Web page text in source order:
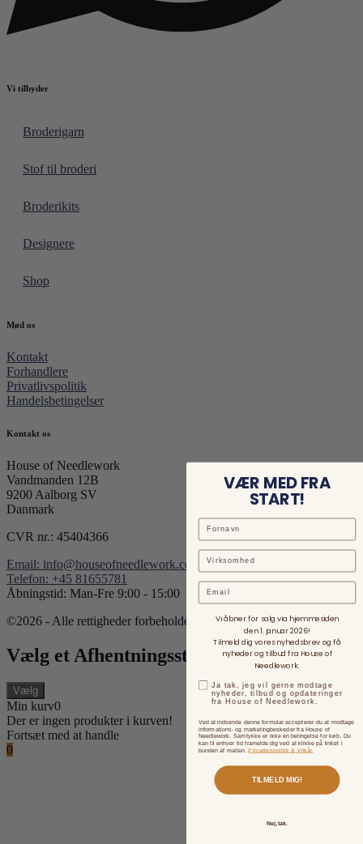
Vi tilbyder
Broderigarn
Stof til broderi
Broderikits
Designere
Shop
Mød os
Kontakt
Forhandlere
Privatlivspolitik
Handelsbetingelser
Kontakt os
House of Needlework
Vandmanden 12B
9200 Aalborg SV
Danmark
CVR nr.: 45404366
Email: info@houseofneedlework.com
Telefon: +45 81655781
Åbningstid: Man-Fre 9:00 - 15:00
©2026 - Alle rettigheder forbeholdes.
Vælg et Afhentningssted
Vælg
Min kurv0
Der er ingen produkter i kurven!
Fortsæt med at handle
0
VÆR MED FRA
START!
Email
Vi åbner for salg via hjemmesiden
den 1. januar 2026!
Tilmeld dig vores nyhedsbrev og få
nyheder og tilbud fra House of
Needlework.
Ja tak, jeg vil gerne modtage
nyheder, tilbud og opdateringer
fra House of Needlework.
Ved at indsende denne formular accepterer du at modtage
informations- og marketingbeskeder fra House of
Needlework. Samtykke er ikke en betingelse for køb. Du
kan til enhver tid framelde dig ved at klikke på linket i
bunden af mailen.Privatlivspolitik & Vilkår.
TILMELD MIG!
Nej, tak.